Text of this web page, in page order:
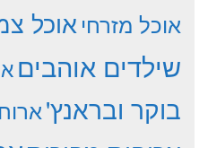
אוכל מזרחיאוכל
שילדים אוהבים
בוקר ובראנץ'